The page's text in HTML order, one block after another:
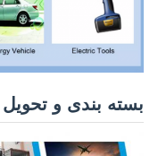
بسته بندی و تحویل